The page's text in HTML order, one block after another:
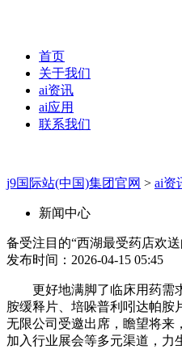
首页
关于我们
ai资讯
ai应用
联系我们
j9国际站(中国)集团官网 > ai资
新闻中心
备受注目的“西湖最受药店欢
发布时间：2026-04-15 05:45
更好地满脚了临床用药需
胺缓释片、培哚普利吲达帕胺
无限公司受邀出席，瞻望将来
加入行业展会等多元渠道，力